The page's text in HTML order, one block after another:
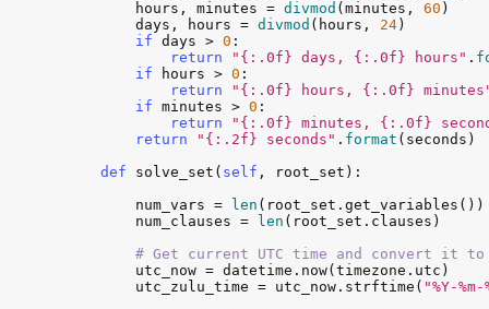
hours , minutes = divmod ( minutes , 60 )
days , hours = divmod ( hours , 24 )
if days > 0 :
return
"{:.0f} days, {:.0f} hours" .
if
hours > 0 :
return
"{:.0f} hours, {:.0f}
if minutes > 0 :
return
"{:.0f} minutes, {:.0f}
return
"{:.2f} seconds" . format ( seconds )
def
solve_set ( self , root_set ):
num_vars = len ( root_set . get_variables ())
num_clauses = len ( root_set . clauses )
# Get current UTC time and convert it to
utc_now = datetime . now( timezone . utc )
utc_zulu_time = utc_now . strftime ( "%Y-%m-